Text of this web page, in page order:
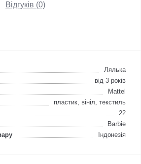
Відгуків (0)
Лялька
від 3 років
Mattel
пластик, вініл, текстиль
22
Barbie
Індонезія